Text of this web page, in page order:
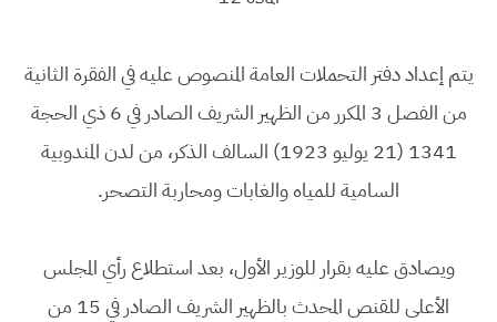
يتم إعداد دفتر التحملات العامة المنصوص عليه في الفقرة الثانية
من الفصل 3 المكرر من الظهير الشريف الصادر في 6 ذي الحجة
1341 (21 يوليو 1923) السالف الذكر، من لدن المندوبية
السامية للمياه والغابات ومحاربة التصحر.
ويصادق عليه بقرار للوزير الأول، بعد استطلاع رأي المجلس
الأعلى للقنص المحدث بالظهير الشريف الصادر في 15 من